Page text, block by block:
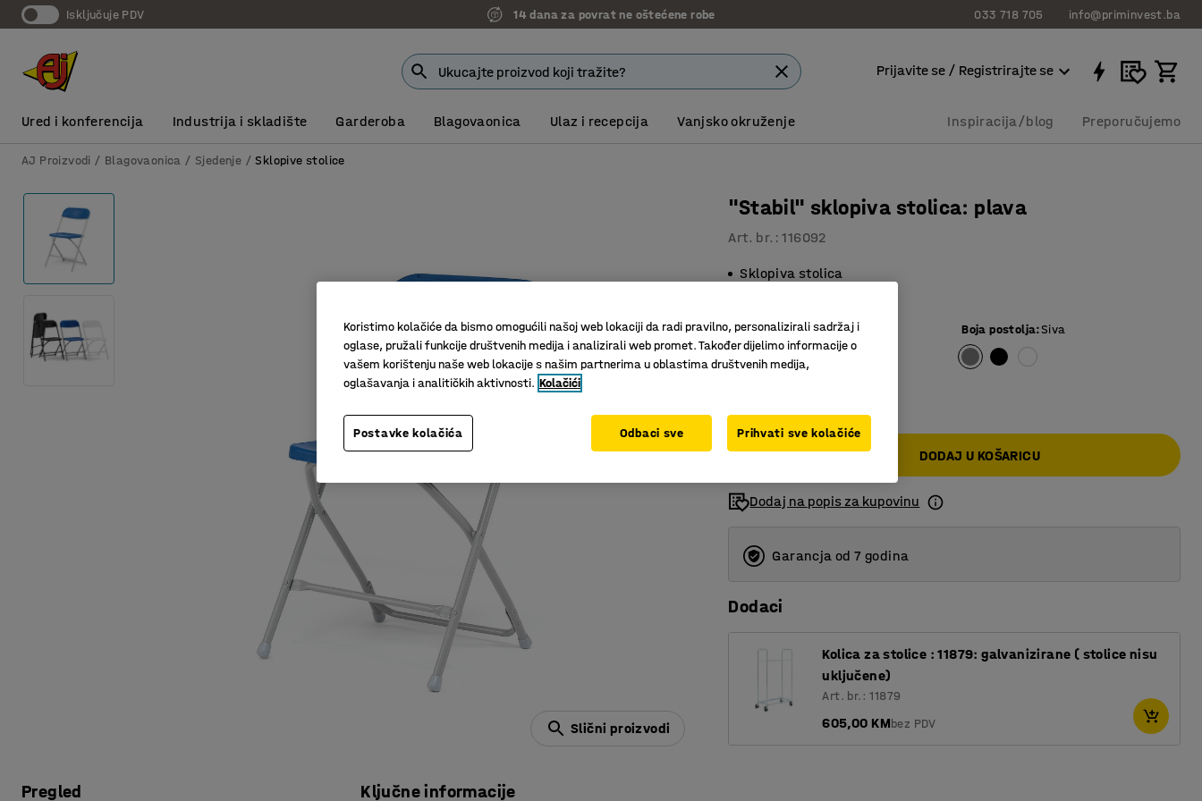
Isključuje PDV 14 dana za povrat ne oštećene robe 033 718 705 info@priminvest.ba
Prijavite se / Registrirajte se
Ured i konferencija Industrija i skladište Garderoba Blagovaonica Ulaz i recepcija Vanjsko okruženje Inspiracija/blog Preporučujemo
AJ Proizvodi Blagovaonica Sjedenje Sklopive stolice
Slični proizvodi
Pregled Ključne informacije
"Stabil" sklopiva stolica: plava
Art. br. :116092
Sklopiva stolica
Boja:Plava Boja postolja:Siva
bez PDV
DODAJ U KOŠARICU
Dodaj na popis za kupovinu
Garancja od 7 godina
Dodaci
Kolica za stolice : 11879: galvanizirane ( stolice nisu
uključene)
Art. br.: 11879
605,00 KMbez PDV
Koristimo kolačiće da bismo omogućili našoj web lokaciji da radi pravilno, personalizirali sadržaj i
oglase, pružali funkcije društvenih medija i analizirali web promet. Također dijelimo informacije o
vašem korištenju naše web lokacije s našim partnerima u oblastima društvenih medija,
oglašavanja i analitičkih aktivnosti. Kolačići
Postavke kolačića Odbaci sve Prihvati sve kolačiće